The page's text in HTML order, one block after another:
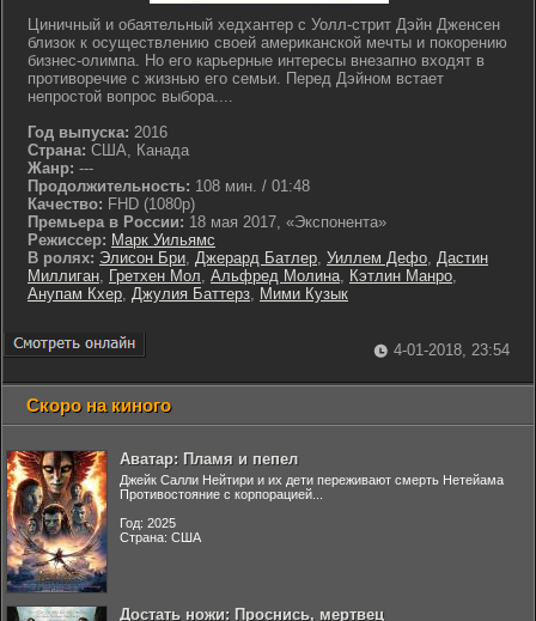
Циничный и обаятельный хедхантер с Уолл-стрит Дэйн Дженсен
близок к осуществлению своей американской мечты и покорению
бизнес-олимпа. Но его карьерные интересы внезапно входят в
противоречие с жизнью его семьи. Перед Дэйном встает
непростой вопрос выбора....
Год выпуска: 2016
Страна: США, Канада
Жанр: ---
Продолжительность: 108 мин. / 01:48
Качество: FHD (1080p)
Премьера в России: 18 мая 2017, «Экспонента»
Режиссер: Марк Уильямс
В ролях: Элисон Бри, Джерард Батлер, Уиллем Дефо, Дастин
Миллиган, Гретхен Мол, Альфред Молина, Кэтлин Манро,
Анупам Кхер, Джулия Баттерз, Мими Кузык
4-01-2018, 23:54
Скоро на киного
Аватар: Пламя и пепел
Джейк Салли Нейтири и их дети переживают смерть Нетейама
Противостояние с корпорацией...
Год: 2025
Страна: США
Достать ножи: Проснись, мертвец